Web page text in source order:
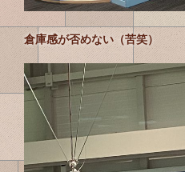
倉庫感が否めない（苦笑）